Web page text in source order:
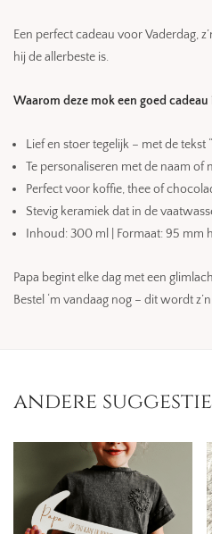
Een perfect cadeau voor Vaderdag,
hij de allerbeste is.
Waarom deze mok een goed cadeau
Lief en stoer tegelijk – met de tekst “
Te personaliseren met de naam of
Perfect voor koffie, thee of
Stevig keramiek dat in de
Inhoud: 300 ml | Formaat: 95 mm
Papa begint elke dag met een
Bestel ‘m vandaag nog – dit wordt
andere